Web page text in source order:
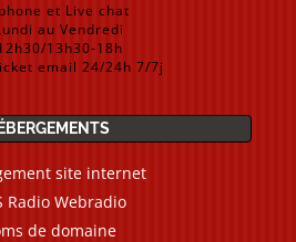
et Live chat
au Vendredi
13h30-18h
email 24/24h 7/7j
site internet
Radio Webradio
de domaine